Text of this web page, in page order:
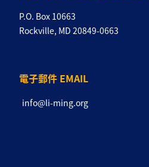
P.O. Box 10663
Rockville, MD 20849-0663
電子郵件 EMAIL
info@li-ming.org